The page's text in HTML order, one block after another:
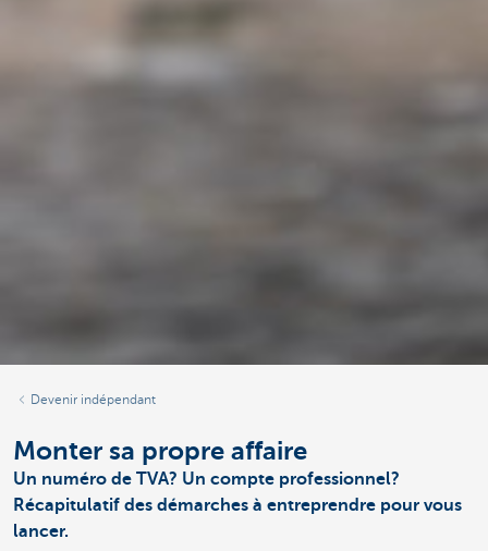
Devenir indépendant
Monter sa propre affaire
Un numéro de TVA? Un compte professionnel?
Récapitulatif des démarches à entreprendre pour vous
lancer.